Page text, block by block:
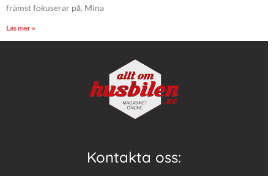
främst fokuserar på. Mina
Läs mer »
Kontakta oss: